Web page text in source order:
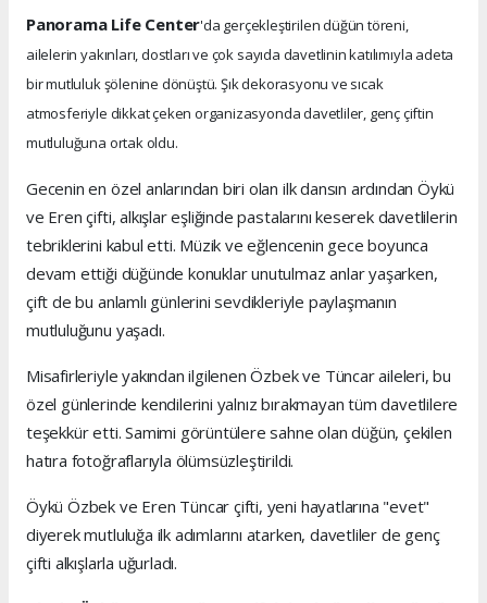
Panorama Life Center'da gerçekleştirilen düğün töreni,
ailelerin yakınları, dostları ve çok sayıda davetlinin katılımıyla adeta
bir mutluluk şölenine dönüştü. Şık dekorasyonu ve sıcak
atmosferiyle dikkat çeken organizasyonda davetliler, genç çiftin
mutluluğuna ortak oldu.
Gecenin en özel anlarından biri olan ilk dansın ardından Öykü
ve Eren çifti, alkışlar eşliğinde pastalarını keserek davetlilerin
tebriklerini kabul etti. Müzik ve eğlencenin gece boyunca
devam ettiği düğünde konuklar unutulmaz anlar yaşarken,
çift de bu anlamlı günlerini sevdikleriyle paylaşmanın
mutluluğunu yaşadı.
Misafirleriyle yakından ilgilenen Özbek ve Tüncar aileleri, bu
özel günlerinde kendilerini yalnız bırakmayan tüm davetlilere
teşekkür etti. Samimi görüntülere sahne olan düğün, çekilen
hatıra fotoğraflarıyla ölümsüzleştirildi.
Öykü Özbek ve Eren Tüncar çifti, yeni hayatlarına "evet"
diyerek mutluluğa ilk adımlarını atarken, davetliler de genç
çifti alkışlarla uğurladı.